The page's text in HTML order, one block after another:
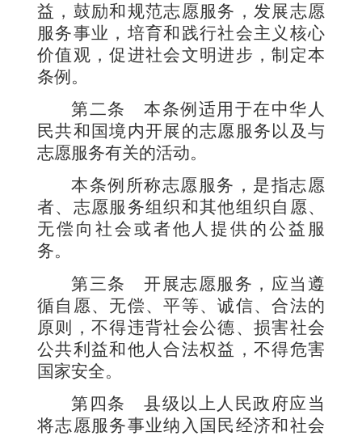
益，鼓励和规范志愿服务，发展志愿
服务事业，培育和践行社会主义核心
价值观，促进社会文明进步，制定本
条例。
第二条
本条例适用于在中华人
民共和国境内开展的志愿服务以及与
志愿服务有关的活动。
本条例所称志愿服务，是指志愿
者、志愿服务组织和其他组织自愿、
无偿向社会或者他人提供的公益服
务。
第三条
开展志愿服务，应当遵
循自愿、无偿、平等、诚信、合法的
原则，不得违背社会公德、损害社会
公共利益和他人合法权益，不得危害
国家安全。
第四条
县级以上人民政府应当
将志愿服务事业纳入国民经济和社会